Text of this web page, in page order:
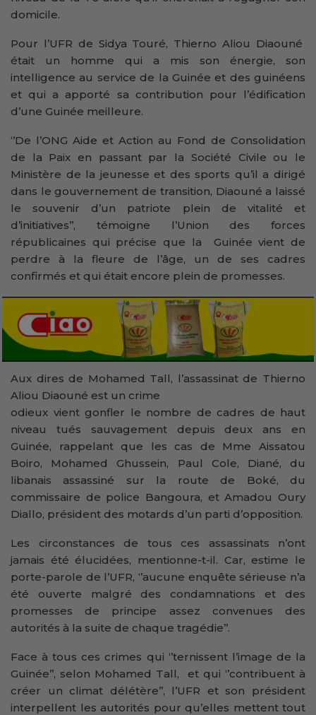
domicile.
Pour l’UFR de Sidya Touré, Thierno Aliou Diaouné
était un homme qui a mis son énergie, son
intelligence au service de la Guinée et des guinéens
et qui a apporté sa contribution pour l’édification
d’une Guinée meilleure.
‘’De l’ONG Aide et Action au Fond de Consolidation
de la Paix en passant par la Société Civile ou le
Ministère de la jeunesse et des sports qu’il a dirigé
dans le gouvernement de transition, Diaouné a laissé
le souvenir d’un patriote plein de vitalité et
d’initiatives’’, témoigne l’Union des forces
républicaines qui précise que la Guinée vient de
perdre à la fleure de l’âge, un de ses cadres
confirmés et qui était encore plein de promesses.
Aux dires de Mohamed Tall, l’assassinat de Thierno
Aliou Diaouné est un crime
odieux vient gonfler le nombre de cadres de haut
niveau tués sauvagement depuis deux ans en
Guinée, rappelant que les cas de Mme Aissatou
Boiro, Mohamed Ghussein, Paul Cole, Diané, du
libanais assassiné sur la route de Boké, du
commissaire de police Bangoura, et Amadou Oury
Diallo, président des motards d’un parti d’opposition.
Les circonstances de tous ces assassinats n’ont
jamais été élucidées, mentionne-t-il. Car, estime le
porte-parole de l’UFR, ‘’aucune enquête sérieuse n’a
été ouverte malgré des condamnations et des
promesses de principe assez convenues des
autorités à la suite de chaque tragédie’’.
Face à tous ces crimes qui ‘’ternissent l’image de la
Guinée’’, selon Mohamed Tall, et qui ‘’contribuent à
créer un climat délétère’’, l’UFR et son président
interpellent les autorités pour qu’elles mettent tout